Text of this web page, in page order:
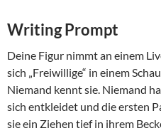
Writing Prompt
Deine Figur nimmt an einem
sich „Freiwillige“ in einem
Niemand kennt sie. Niemand
sich entkleidet und die ersten
sie ein Ziehen tief in ihrem